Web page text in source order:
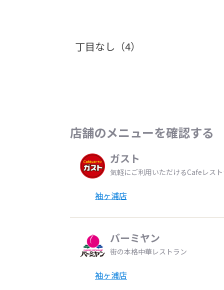
丁目なし（4）
店舗のメニューを確認する
ガスト
気軽にご利用いただけるCafeレス
袖ヶ浦店
バーミヤン
街の本格中華レストラン
袖ヶ浦店